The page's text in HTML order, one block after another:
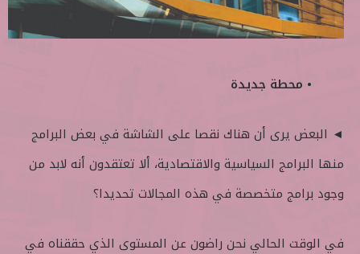
• محطة جديدة
◄ البعض يرى أن هناك نقصا على الشاشة في بعض البرامج
منها البرامج السياسية والاقتصادية، ألا تعتقدون أنه لابد من
وجود برامج متخصصة في هذه المجالات تحديدا؟
في الوقت الحالي نحن راضون عن المستوى الذي حققناه في